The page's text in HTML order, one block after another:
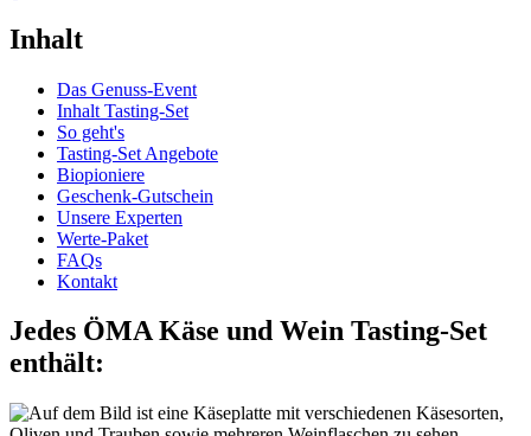
Inhalt
Das Genuss-Event
Inhalt Tasting-Set
So geht's
Tasting-Set Angebote
Biopioniere
Geschenk-Gutschein
Unsere Experten
Werte-Paket
FAQs
Kontakt
Jedes ÖMA Käse und Wein Tasting-Set
enthält: